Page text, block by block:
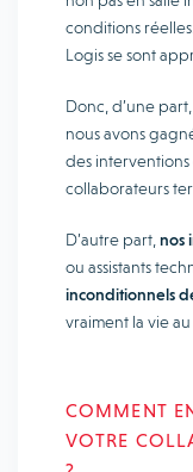
conditions
Logis se sont
Donc, d’une
nous avons
des
collaborateurs
D’autre part, nos
ou assistants
inconditionnels
vraiment la vie
COMMENT
VOTRE